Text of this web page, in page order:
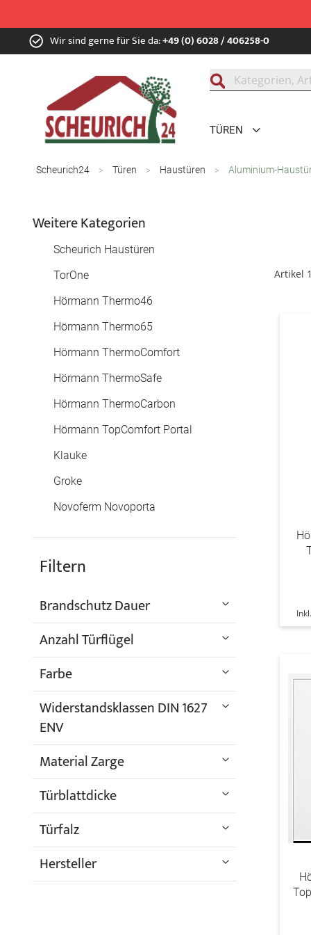
Zum
Inhalt Wir sind gerne für Sie da:+49 (0) 6028 / 406258-0
TÜREN
Scheurich24 Türen Haustüren Aluminium-
Artikel
Filtern
Brandschutz Dauer
Anzahl Türflügel
Farbe
Widerstandsklassen DIN 1627
ENV
Material Zarge
Türblattdicke
Türfalz
Hersteller
Weitere Kategorien
Scheurich Haustüren
TorOne
Hörmann Thermo46
Hörmann Thermo65
Hörmann ThermoComfort
Hörmann ThermoSafe
Hörmann ThermoCarbon
Hörmann TopComfort Portal
Klauke
Groke
Novoferm Novoporta